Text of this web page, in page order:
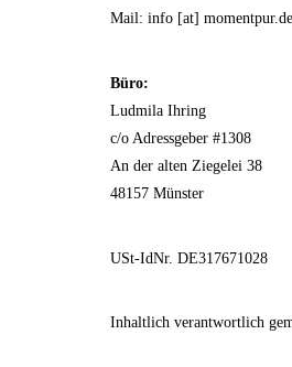
Mail: info [at] momentpur.de
Büro:
Ludmila Ihring
c/o Adressgeber #1308
An der alten Ziegelei 38
48157 Münster
USt-IdNr. DE317671028
Inhaltlich verantwortlich